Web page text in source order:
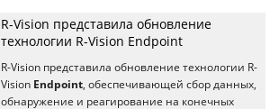
R-Vision представила обновление
технологии R-Vision Endpoint
R-Vision представила обновление технологии R-
Vision Endpoint, обеспечивающей сбор данных,
обнаружение и реагирование на конечных